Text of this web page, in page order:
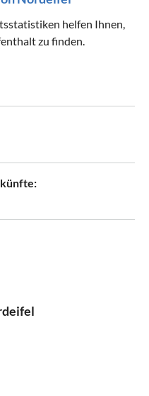
helfen Ihnen,
zu finden.